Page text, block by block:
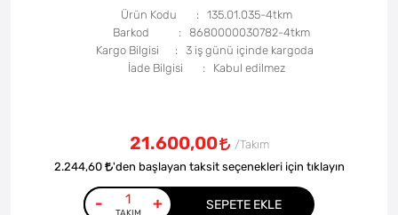
Ürün Kodu
135.01.035-4tkm
Barkod
8680000030782-4tkm
Kargo Bilgisi
3 iş günü içinde kargoda
İade Bilgisi
21.600,00
2.244,60 'den başlayan taksit seçenekleri için tıklayın
- + SEPETE EKLE